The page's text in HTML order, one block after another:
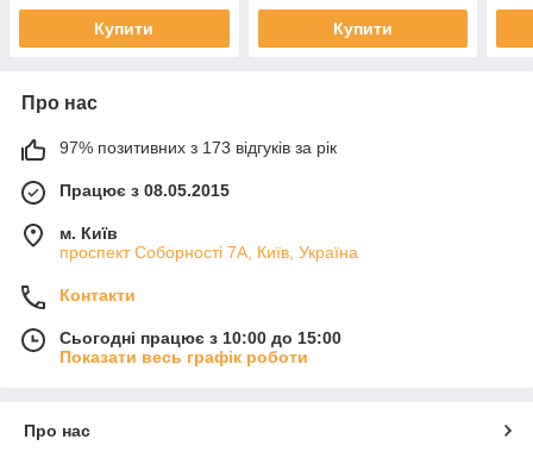
Купити Купити
Про нас
97% позитивних з 173 відгуків за рік
Працює з 08.05.2015
м. Київ
проспект Соборності 7А, Київ, Україна
Контакти
Сьогодні працює з 10:00 до 15:00
Показати весь графік роботи
Про нас